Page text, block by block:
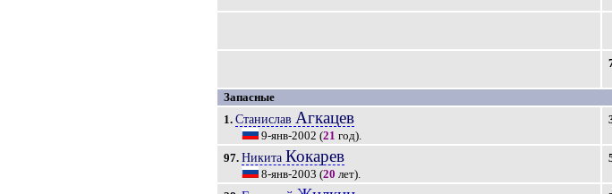
Запасные
1.Станислав Агкацев
9-янв-2002 (21 год).
97.Никита Кокарев
8-янв-2003 (20 лет).